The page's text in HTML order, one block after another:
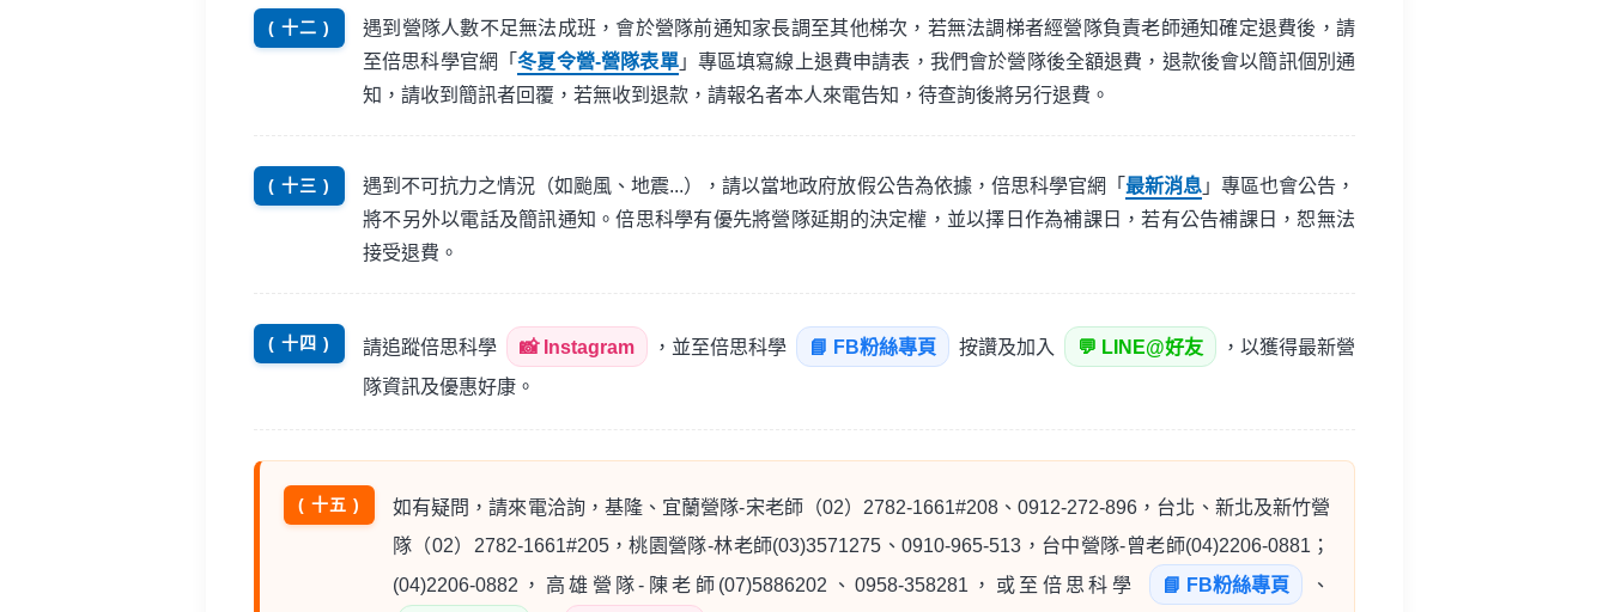
( 十二 )
遇到營隊人數不足無法成班，會於營隊前通知家長調至其他梯次，若無法調梯者經營隊負責老師通知確定退費後，請
至倍思科學官網「冬夏令營-營隊表單」專區填寫線上退費申請表，我們會於營隊後全額退費，退款後會以簡訊個別通
知，請收到簡訊者回覆，若無收到退款，請報名者本人來電告知，待查詢後將另行退費。
( 十三 ) 遇到不可抗力之情況（如颱風、地震...），請以當地政府放假公告為依據，倍思科學官網「最新消息」專區也會公告，
將不另外以電話及簡訊通知。倍思科學有優先將營隊延期的決定權，並以擇日作為補課日，若有公告補課日，恕無法
接受退費。
( 十四 ) 請追蹤倍思科學 📸 Instagram ，並至倍思科學 📘 FB粉絲專頁 按讚及加入 💬 LINE@好友
，以獲得最新營
隊資訊及優惠好康。
( 十五 )
如有疑問，請來電洽詢，基隆、宜蘭營隊-宋老師（02）2782-1661#208、0912-272-896，台北、新北及新竹營
隊（02）2782-1661#205，桃園營隊-林老師(03)3571275、0910-965-513，台中營隊-曾老師(04)2206-0881；
(04)2206-0882，高雄營隊-陳老師(07)5886202、0958-358281，或至倍思科學
📘 FB粉絲專頁
、